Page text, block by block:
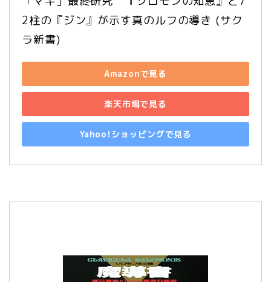
2柱の『ジン』が示す真のルフの導き (サク
ラ新書)
Amazonで見る
楽天市場で見る
Yahoo!ショッピングで見る